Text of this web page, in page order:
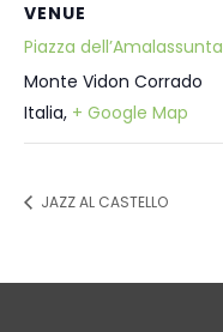
VENUE
Piazza dell’Amalassunta
Monte Vidon Corrado
Italia, + Google Map
JAZZ AL CASTELLO